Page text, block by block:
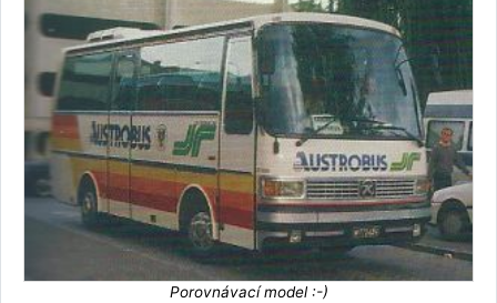
Porovnávací model :-)